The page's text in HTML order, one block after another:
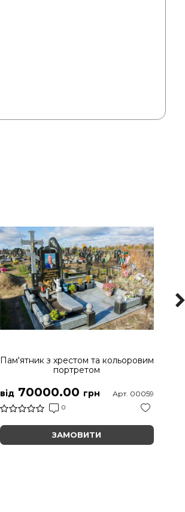
Пам'ятник з хрестом та кольоровим
портретом
від70000.00 грн
0
Арт. 00059
ЗАМОВИТИ